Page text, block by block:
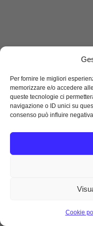
Per fornire le migliori
memorizzare e/o accedere
queste tecnologie ci
navigazione o ID unici su
consenso può influire
Cookie